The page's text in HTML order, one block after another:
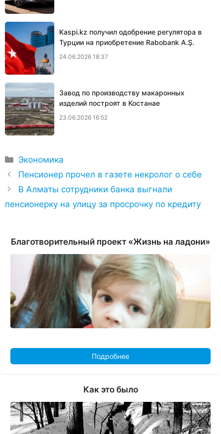
Kaspi.kz получил одобрение регулятора в
Турции на приобретение Rabobank A.Ş.
24.06.2026 18:37
Завод по производству макаронных
изделий построят в Костанае
23.06.2026 16:52
Рубрики
Экономика
Пенсионер прочел в газете некролог о себе
В Алматы сотрудники банка выгнали
пенсионерку на улицу за просрочку по кредиту
Благотворительный проект «Жизнь на ладони»
Подробнее
Как это было